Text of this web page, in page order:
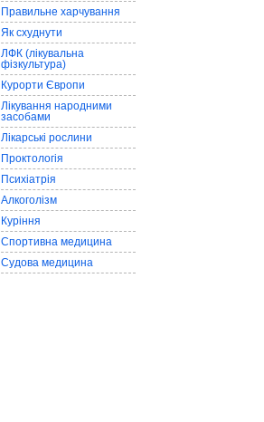
Правильне харчування
Як схуднути
ЛФК (лікувальна
фізкультура)
Курорти Європи
Лікування народними
засобами
Лікарські рослини
Проктологія
Психіатрія
Алкоголізм
Куріння
Спортивна медицина
Судова медицина